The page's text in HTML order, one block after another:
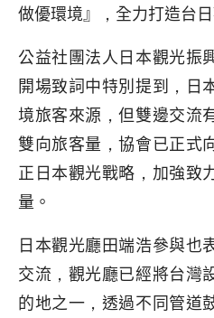
做優環境』，全力打造台
公益社團法人日本觀光振
開場致詞中特別提到，日
境旅客來源，但雙邊交流
雙向旅客量，協會已正式
正日本觀光戰略，加強致
量。
日本觀光廳田端浩參與也
交流，觀光廳已經將台灣
的地之一，透過不同管道